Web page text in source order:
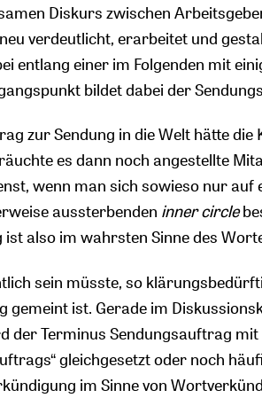
Diskurs zwischen
verdeutlicht, erarbeitet und
entlang einer im Folgenden mit
bildet dabei der
zur Sendung in die Welt hätte
es dann noch angestellte
wenn man sich sowieso nur auf
aussterbenden inner circle
also im wahrsten Sinne des
sein müsste, so
gemeint ist. Gerade im
der Terminus Sendungsauftrag mit
gleichgesetzt oder noch
im Sinne von